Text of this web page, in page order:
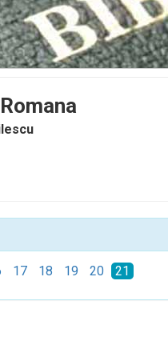
17 18 19 20 21